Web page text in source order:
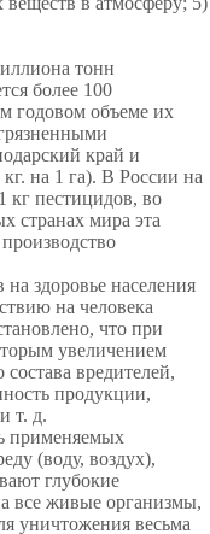
тонн
более 100
годовом объеме их
край и
на 1 га). В России на
кг пестицидов, во
странах мира эта
здоровье населения
на человека
что при
увеличением
вредителей,
продукции,
т. д.
применяемых
(воду, воздух),
глубокие
все живые организмы,
уничтожения весьма